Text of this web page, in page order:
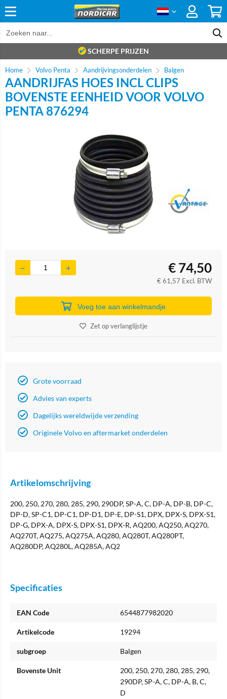
SCHERPE PRIJZEN
Home Volvo Penta Aandrijvingsonderdelen Balgen
AANDRIJFAS HOES INCL CLIPS
BOVENSTE EENHEID VOOR VOLVO
PENTA 876294
Brand
€74,50
€61,57 Excl. BTW
Voeg toe aan winkelmandje
Zet op verlanglijstje
Grote voorraad
Advies van experts
Dagelijks wereldwijde verzending
Originele Volvo en aftermarket onderdelen
Artikelomschrijving
200, 250, 270, 280, 285, 290, 290DP, SP-A, C, DP-A, DP-B, DP-C,
DP-D, SP-C1, DP-C1, DP-D1, DP-E, DP-S1, DPX, DPX-S, DPX-S1,
DP-G, DPX-A, DPX-S, DPX-S1, DPX-R, AQ200, AQ250, AQ270,
AQ270T, AQ275, AQ275A, AQ280, AQ280T, AQ280PT,
AQ280DP, AQ280L, AQ285A, AQ2
Specificaties
EAN Code 6544877982020
Artikelcode 19294
subgroep Balgen
Bovenste Unit
200, 250, 270, 280, 285, 290,
290DP, SP-A, C, DP-A, B, C,
D